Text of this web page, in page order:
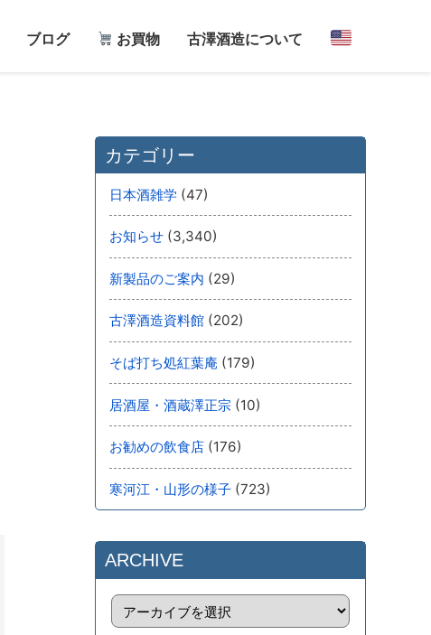
ブログ お買物 古澤酒造について
カテゴリー
日本酒雑学 (47)
お知らせ (3,340)
新製品のご案内 (29)
古澤酒造資料館 (202)
そば打ち処紅葉庵 (179)
居酒屋・酒蔵澤正宗 (10)
お勧めの飲食店 (176)
寒河江・山形の様子 (723)
ARCHIVE